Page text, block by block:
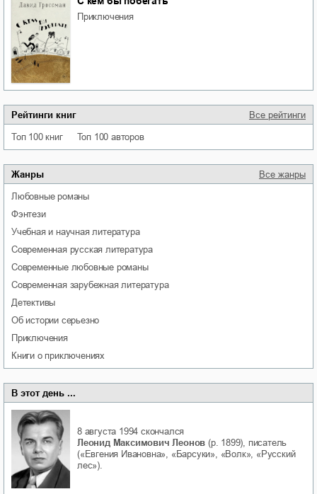
приключения
Рейтинги книг Все рейтинги
Топ 100 книг Топ 100 авторов
Жанры Все жанры
любовные романы
фэнтези
учебная и научная литература
современная русская литература
современные любовные романы
современная зарубежная литература
детективы
об истории серьезно
приключения
книги о приключениях
В этот день ...
8 августа 1994 скончался
Леонид Максимович Леонов (р. 1899), писатель
(«Евгения Ивановна», «Барсуки», «Волк», «Русский
лес»).